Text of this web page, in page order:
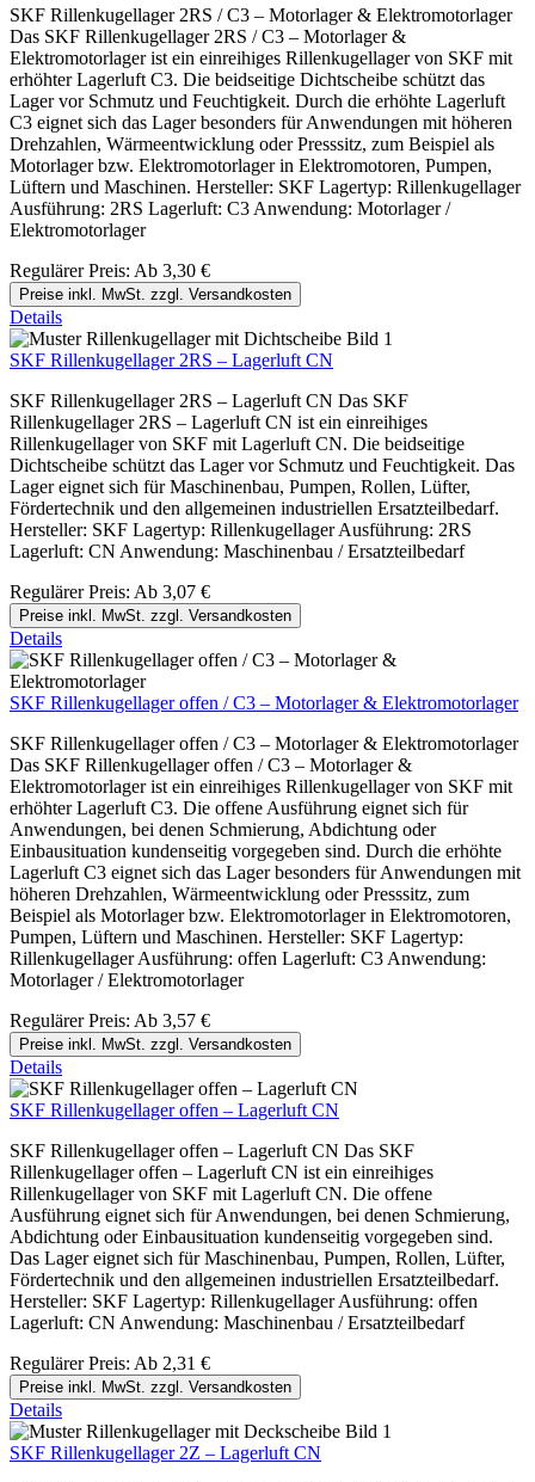
SKF Rillenkugellager 2RS / C3 – Motorlager & Elektromotorlager
Das SKF Rillenkugellager 2RS / C3 – Motorlager &
Elektromotorlager ist ein einreihiges Rillenkugellager von SKF mit
erhöhter Lagerluft C3. Die beidseitige Dichtscheibe schützt das
Lager vor Schmutz und Feuchtigkeit. Durch die erhöhte Lagerluft
C3 eignet sich das Lager besonders für Anwendungen mit höheren
Drehzahlen, Wärmeentwicklung oder Presssitz, zum Beispiel als
Motorlager bzw. Elektromotorlager in Elektromotoren, Pumpen,
Lüftern und Maschinen. Hersteller: SKF Lagertyp: Rillenkugellager
Ausführung: 2RS Lagerluft: C3 Anwendung: Motorlager /
Elektromotorlager
Regulärer Preis: Ab 3,30 €
Preise inkl. MwSt. zzgl. Versandkosten
Details
SKF Rillenkugellager 2RS – Lagerluft CN
SKF Rillenkugellager 2RS – Lagerluft CN Das SKF
Rillenkugellager 2RS – Lagerluft CN ist ein einreihiges
Rillenkugellager von SKF mit Lagerluft CN. Die beidseitige
Dichtscheibe schützt das Lager vor Schmutz und Feuchtigkeit. Das
Lager eignet sich für Maschinenbau, Pumpen, Rollen, Lüfter,
Fördertechnik und den allgemeinen industriellen Ersatzteilbedarf.
Hersteller: SKF Lagertyp: Rillenkugellager Ausführung: 2RS
Lagerluft: CN Anwendung: Maschinenbau / Ersatzteilbedarf
Regulärer Preis: Ab 3,07 €
Preise inkl. MwSt. zzgl. Versandkosten
Details
SKF Rillenkugellager offen / C3 – Motorlager & Elektromotorlager
SKF Rillenkugellager offen / C3 – Motorlager & Elektromotorlager
Das SKF Rillenkugellager offen / C3 – Motorlager &
Elektromotorlager ist ein einreihiges Rillenkugellager von SKF mit
erhöhter Lagerluft C3. Die offene Ausführung eignet sich für
Anwendungen, bei denen Schmierung, Abdichtung oder
Einbausituation kundenseitig vorgegeben sind. Durch die erhöhte
Lagerluft C3 eignet sich das Lager besonders für Anwendungen mit
höheren Drehzahlen, Wärmeentwicklung oder Presssitz, zum
Beispiel als Motorlager bzw. Elektromotorlager in Elektromotoren,
Pumpen, Lüftern und Maschinen. Hersteller: SKF Lagertyp:
Rillenkugellager Ausführung: offen Lagerluft: C3 Anwendung:
Motorlager / Elektromotorlager
Regulärer Preis: Ab 3,57 €
Preise inkl. MwSt. zzgl. Versandkosten
Details
SKF Rillenkugellager offen – Lagerluft CN
SKF Rillenkugellager offen – Lagerluft CN Das SKF
Rillenkugellager offen – Lagerluft CN ist ein einreihiges
Rillenkugellager von SKF mit Lagerluft CN. Die offene
Ausführung eignet sich für Anwendungen, bei denen Schmierung,
Abdichtung oder Einbausituation kundenseitig vorgegeben sind.
Das Lager eignet sich für Maschinenbau, Pumpen, Rollen, Lüfter,
Fördertechnik und den allgemeinen industriellen Ersatzteilbedarf.
Hersteller: SKF Lagertyp: Rillenkugellager Ausführung: offen
Lagerluft: CN Anwendung: Maschinenbau / Ersatzteilbedarf
Regulärer Preis: Ab 2,31 €
Preise inkl. MwSt. zzgl. Versandkosten
Details
SKF Rillenkugellager 2Z – Lagerluft CN